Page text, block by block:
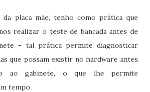
placa mãe, tenho como prática que
realizar o teste de bancada antes de
- tal prática permite diagnosticar
que possam existir no hardware antes
lo ao gabinete, o que lhe permite
tempo.